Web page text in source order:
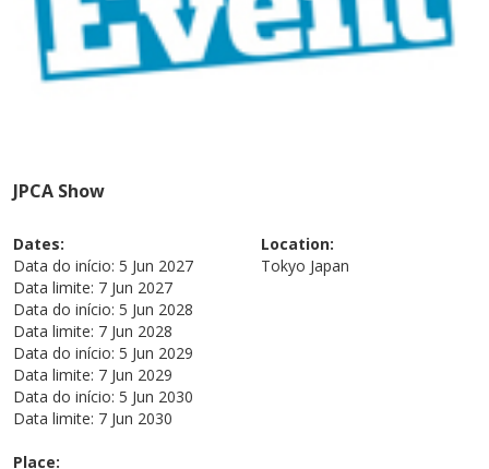
JPCA Show
Dates:
Data do início: 5 Jun 2027
Data limite: 7 Jun 2027
Data do início: 5 Jun 2028
Data limite: 7 Jun 2028
Data do início: 5 Jun 2029
Data limite: 7 Jun 2029
Data do início: 5 Jun 2030
Data limite: 7 Jun 2030
Location:
Tokyo Japan
Place: